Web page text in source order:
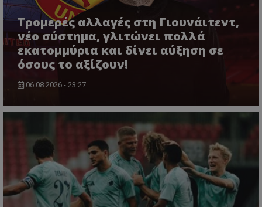
Τρομερές αλλαγές στη Γιουνάιτεντ,
νέο σύστημα, γλιτώνει πολλά
εκατομμύρια και δίνει αύξηση σε
όσους το αξίζουν!
06.08.2026 - 23:27